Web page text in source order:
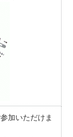
加いただけま